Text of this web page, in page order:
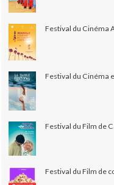
Festival du Cinéma
Festival du Cinéma
Festival du Film de
Festival du Film de